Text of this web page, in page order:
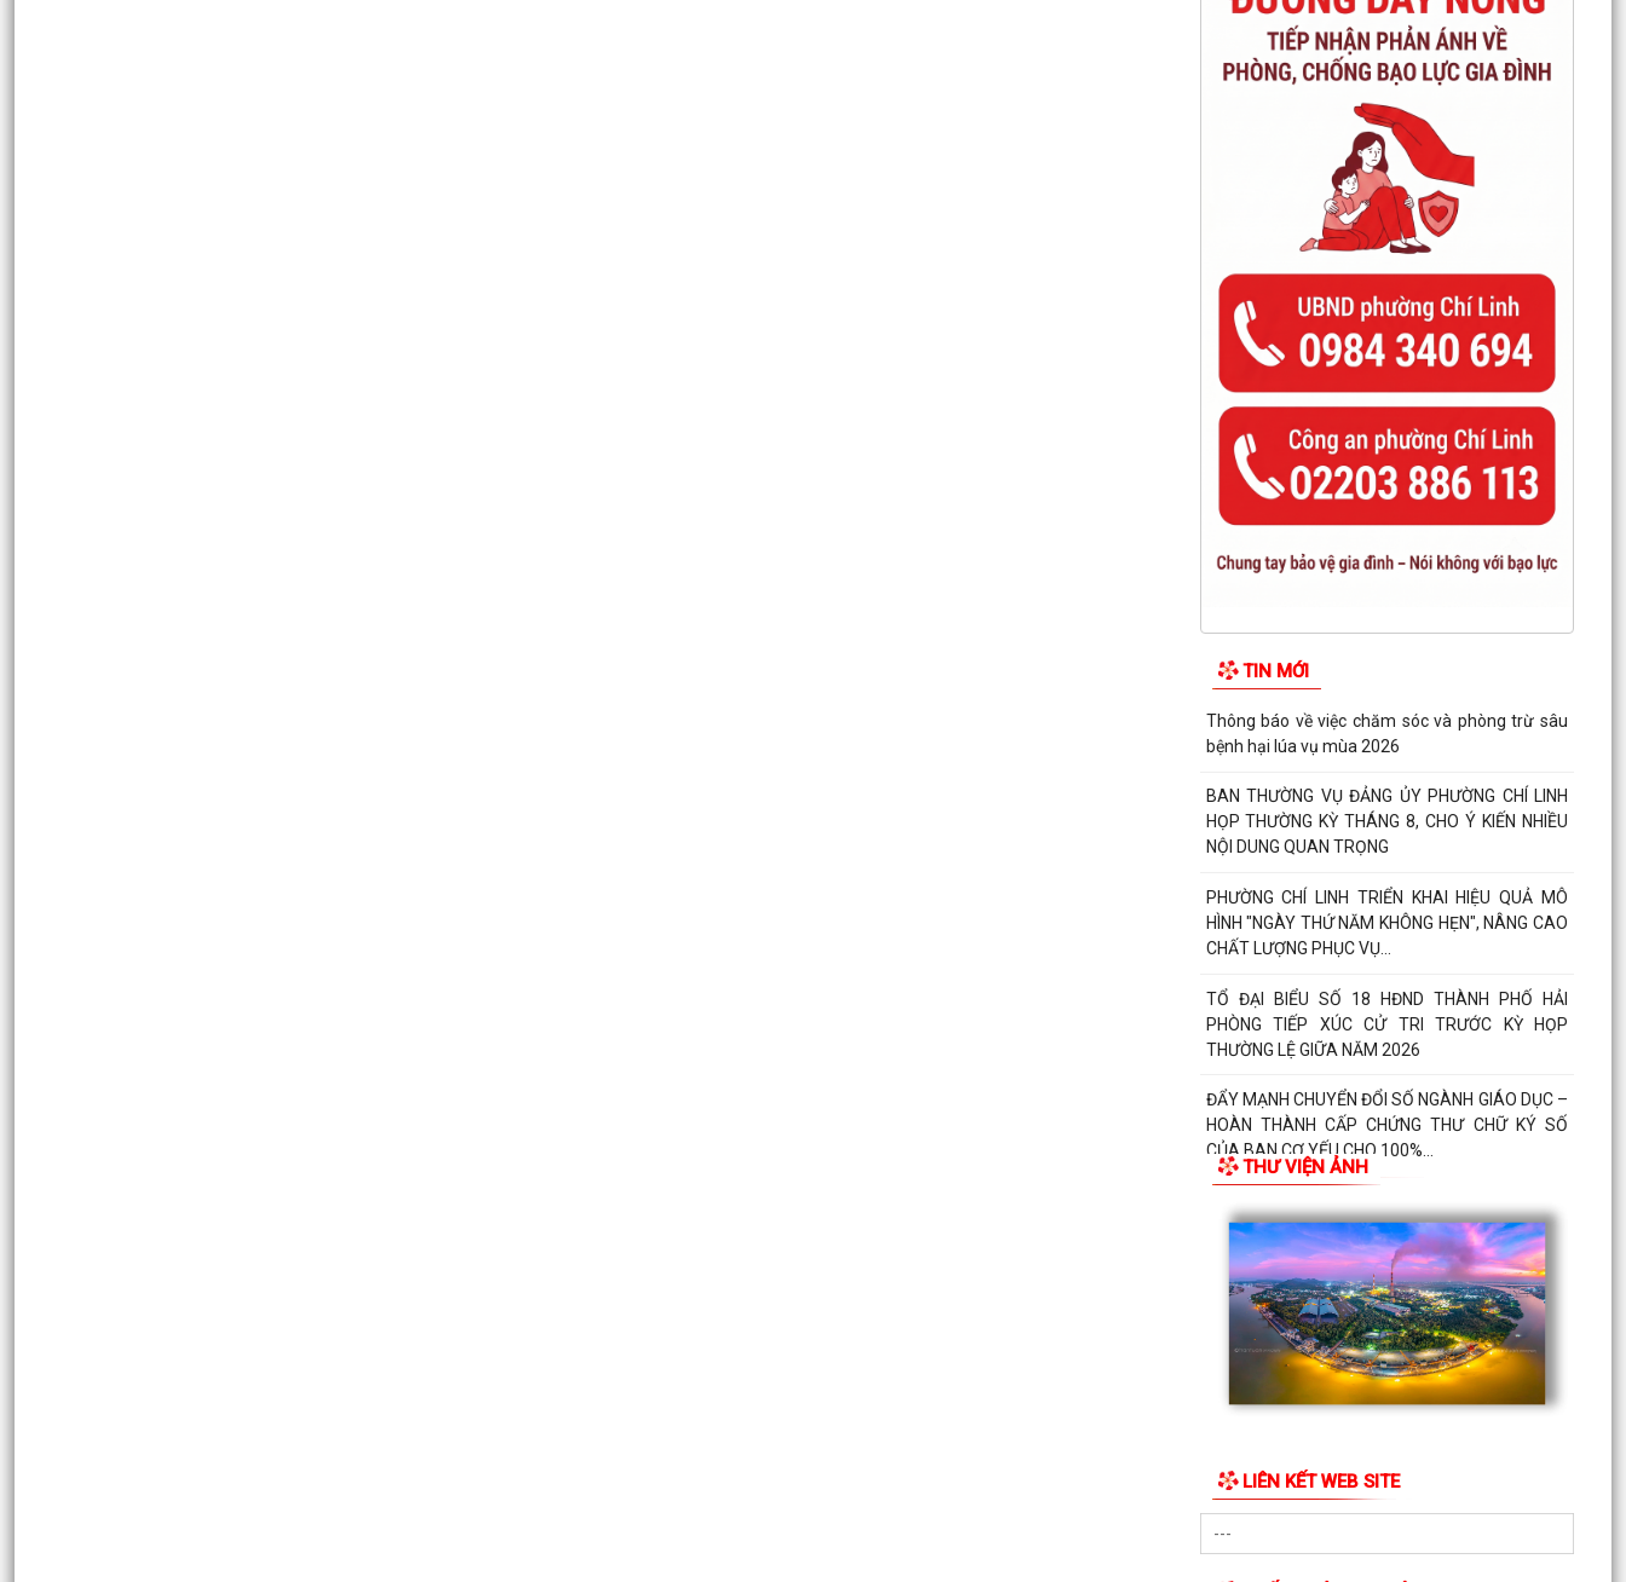
TIN MỚI
Thông báo về việc chăm sóc và phòng trừ sâu
bệnh hại lúa vụ mùa 2026
BAN THƯỜNG VỤ ĐẢNG ỦY PHƯỜNG CHÍ LINH
HỌP THƯỜNG KỲ THÁNG 8, CHO Ý KIẾN NHIỀU
NỘI DUNG QUAN TRỌNG
PHƯỜNG CHÍ LINH TRIỂN KHAI HIỆU QUẢ MÔ
HÌNH "NGÀY THỨ NĂM KHÔNG HẸN", NÂNG CAO
CHẤT LƯỢNG PHỤC VỤ...
TỔ ĐẠI BIỂU SỐ 18 HĐND THÀNH PHỐ HẢI
PHÒNG TIẾP XÚC CỬ TRI TRƯỚC KỲ HỌP
THƯỜNG LỆ GIỮA NĂM 2026
ĐẨY MẠNH CHUYỂN ĐỔI SỐ NGÀNH GIÁO DỤC –
HOÀN THÀNH CẤP CHỨNG THƯ CHỮ KÝ SỐ
CỦA BAN CƠ YẾU CHO 100%...
CỦA CÔNG TÁC TUYÊN GIÁO CỦA ĐẢNG
THƯ VIỆN ẢNH
LIÊN KẾT WEB SITE